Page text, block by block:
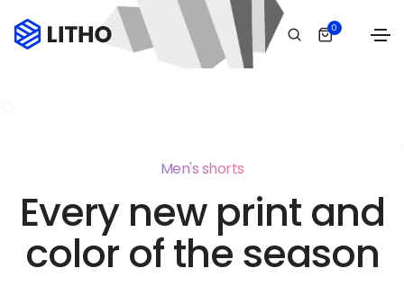
0
Men's shorts
Every new print and
color of the season